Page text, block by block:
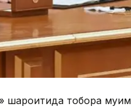
тобора муҳим